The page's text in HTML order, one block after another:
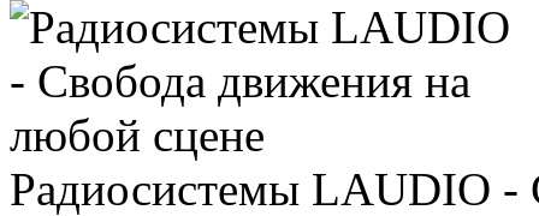
Радиосистемы LAUDIO -